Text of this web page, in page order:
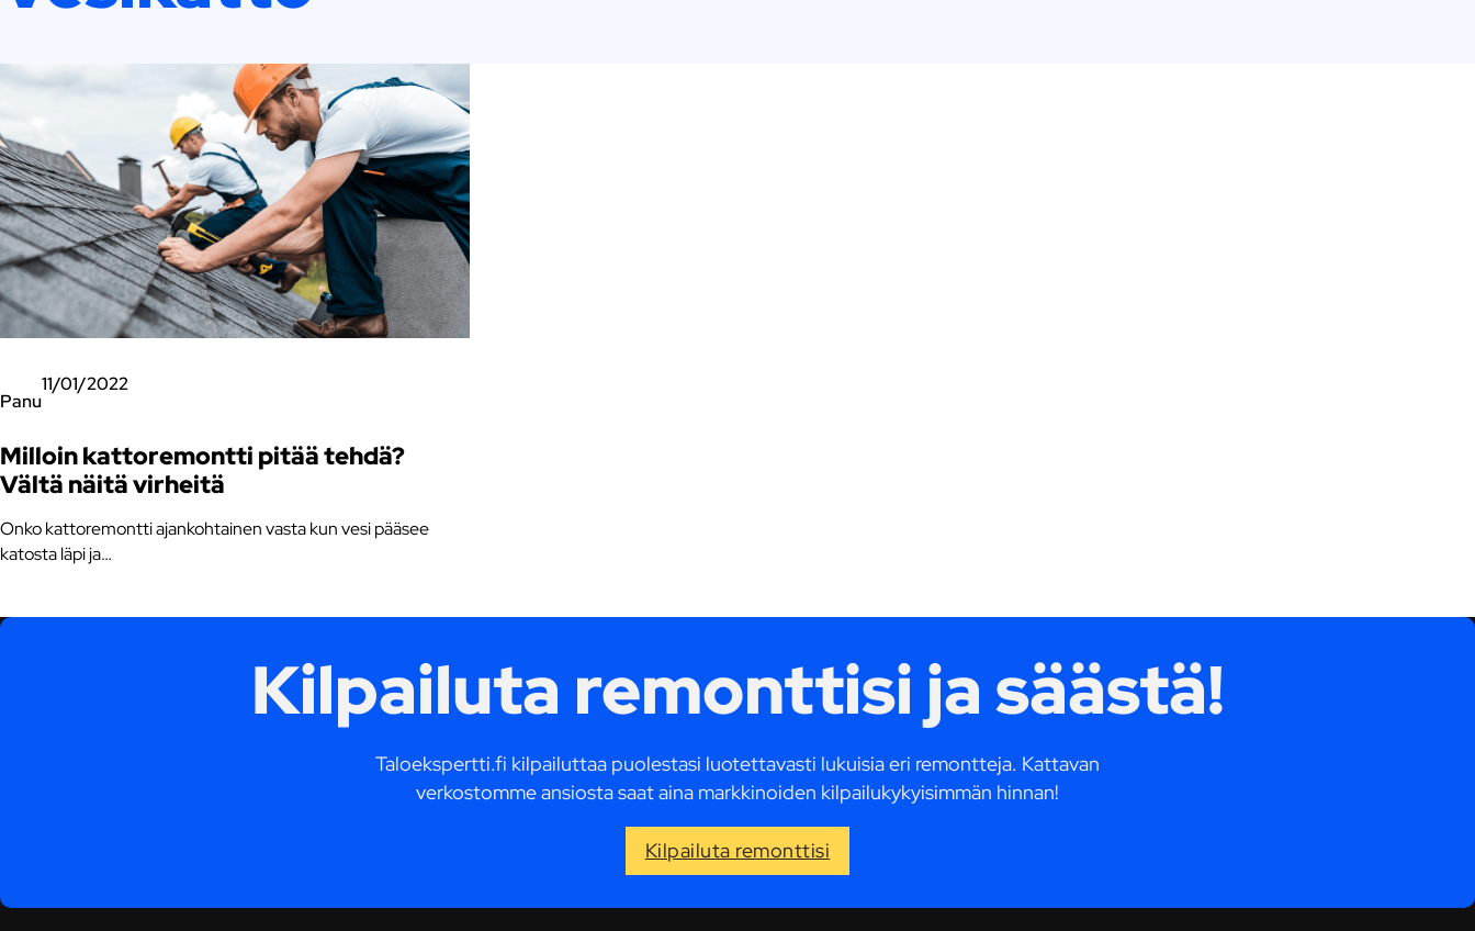
Panu
11/01/2022
Milloin kattoremontti pitää tehdä?
Vältä näitä virheitä
Onko kattoremontti ajankohtainen vasta kun vesi pääsee
katosta läpi ja…
Kilpailuta remonttisi ja säästä!
Taloekspertti.fi kilpailuttaa puolestasi luotettavasti lukuisia eri remontteja. Kattavan
verkostomme ansiosta saat aina markkinoiden kilpailukykyisimmän hinnan!
Kilpailuta remonttisi